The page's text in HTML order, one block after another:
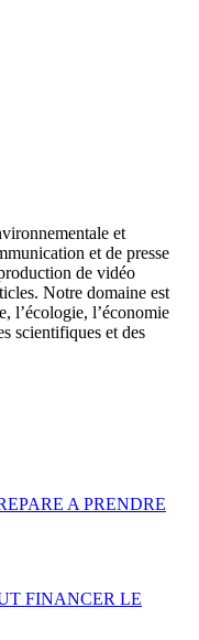
et
et de presse
de vidéo
Notre domaine est
l’écologie, l’économie
scientifiques et des
A PRENDRE
FINANCER LE